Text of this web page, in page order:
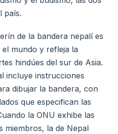
país.
de la bandera nepalí es
mundo y refleja la
hindúes del sur de Asia.
incluye instrucciones
dibujar la bandera, con
que especifican las
la ONU exhibe las
miembros, la de Nepal